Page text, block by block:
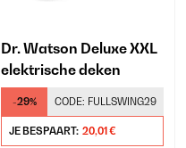
Dr. Watson Deluxe XXL
elektrische deken
-29% CODE: FULLSWING29
JE BESPAART: 20,01 €